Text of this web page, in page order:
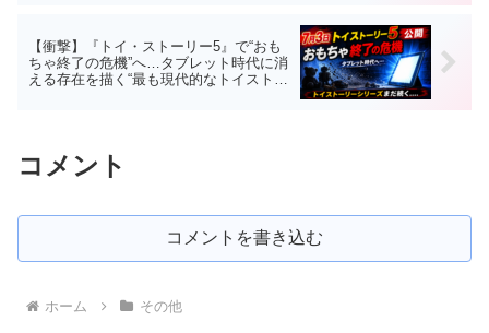
【衝撃】『トイ・ストーリー5』で“おも
ちゃ終了の危機”へ…タブレット時代に消
える存在を描く“最も現代的なトイストー
コメント
コメントを書き込む
ホーム その他